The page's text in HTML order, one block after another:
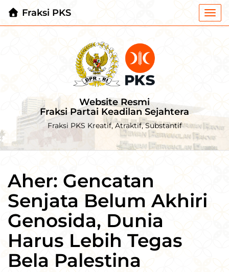
Fraksi PKS
Website Resmi
Fraksi Partai Keadilan Sejahtera
Fraksi PKS Kreatif, Atraktif, Substantif
Aher: Gencatan
Senjata Belum Akhiri
Genosida, Dunia
Harus Lebih Tegas
Bela Palestina